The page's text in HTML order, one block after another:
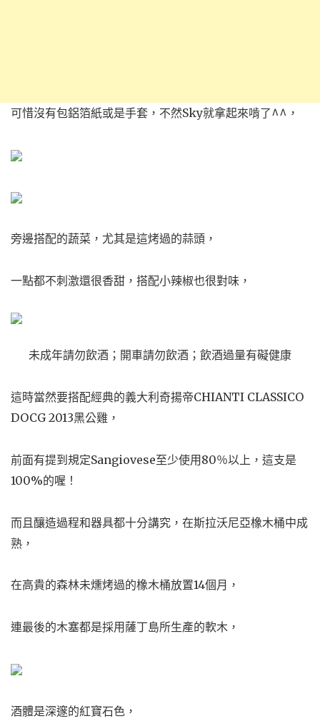
可惜沒有包鋁箔紙或是手套，不然Sky就拿起來啃了^^，
旁邊搭配的蔬菜，尤其是這烤過的蒜頭，
一點都不刺激還很香甜，搭配小辣椒也很對味，
未成年請勿飲酒；開車請勿飲酒；飲酒過量有礙健康
這時當然要搭配經典的義大利奇揚帝CHIANTI CLASSICO
DOCG 2013黑公雞，
前面有提到規定Sangiovese至少使用80％以上，這支是
100%的喔！
而且釀造過程和器具都十分講究，在斯拉沃尼亞橡木桶中成
熟，
在高貴的森林未燻烤過的橡木桶放置14個月，
連最後的木塞都是採用薩丁島所生產的軟木，
酒體是深邃的紅寶石色，